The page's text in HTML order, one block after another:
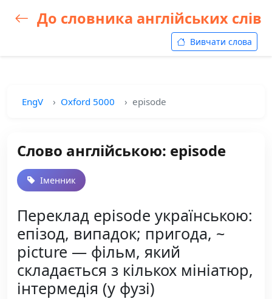
До словника англійських слів
Вивчати слова
EngV Oxford 5000 episode
Слово англійською: episode
Іменник
Переклад episode українською:
епізод, випадок; пригода, ~
picture — фільм, який
складається з кількох мініатюр,
інтермедія (у фузі)